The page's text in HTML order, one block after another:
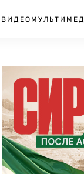
ВИДЕО